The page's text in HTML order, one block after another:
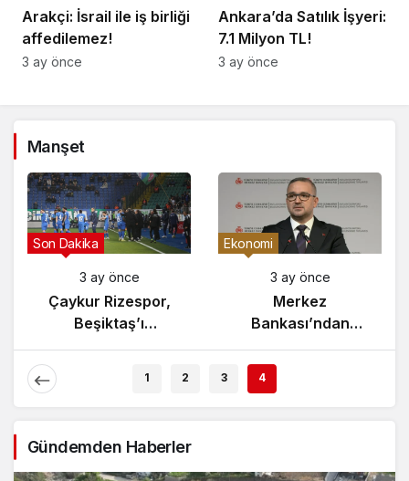
Arakçi: İsrail ile iş birliği
affedilemez!
3 ay önce
Ankara’da Satılık İşyeri:
7.1 Milyon TL!
3 ay önce
Manşet
Son Dakika
3 ay önce
Çaykur Rizespor,
Beşiktaş’ı
Ağırlıyor!
Ekonomi
3 ay önce
Merkez
Bankası’ndan
Enflasyon Raporu
Açıklaması
1 2 3 4
Gündemden Haberler